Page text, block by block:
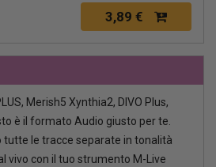
3,89 €
Merish5 Xynthia2, DIVO Plus,
è il formato Audio giusto per te.
tutte le tracce separate in tonalità
vivo con il tuo strumento M-Live